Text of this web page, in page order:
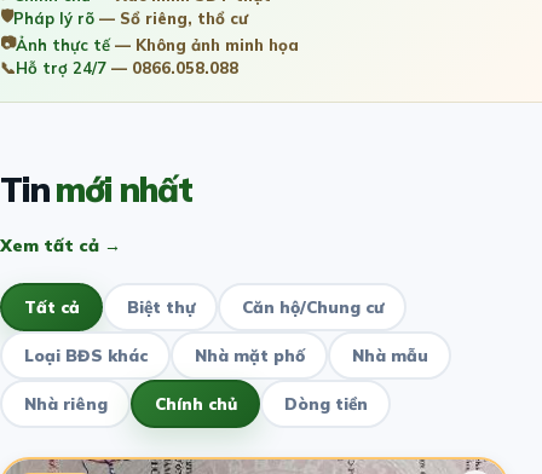
🛡️Pháp lý rõ — Sổ riêng, thổ cư
📷Ảnh thực tế— Không ảnh minh họa
📞Hỗ trợ 24/7 — 0866.058.088
Tinmới nhất
Xem tất cả →
Tất cả Biệt thự Căn hộ/Chung cư
Loại BĐS khác Nhà mặt phố Nhà mẫu
Nhà riêng Chính chủ Dòng tiền